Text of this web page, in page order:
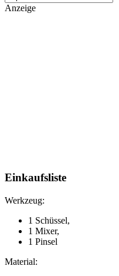
Anzeige
Einkaufsliste
Werkzeug:
1 Schüssel,
1 Mixer,
1 Pinsel
Material: